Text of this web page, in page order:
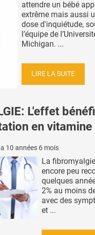
attendre un bébé
extrême mais aussi
dose d'inquiétude,
l’équipe de
Michigan. ...
LIRE LA SUITE
L'effet
en vitamine
10 années 6 mois
La
encore peu
quelques
2% au moins
avec des
et ...